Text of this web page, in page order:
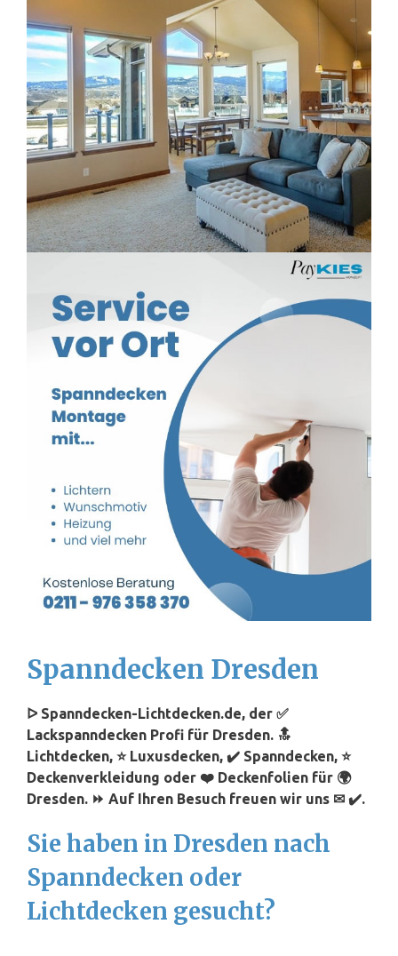
Spanndecken Dresden
ᐅ Spanndecken-Lichtdecken.de, der ✅
Lackspanndecken Profi für Dresden. 🔝
Lichtdecken, ⭐ Luxusdecken, ✔️ Spanndecken, ⭐
Deckenverkleidung oder ❤️ Deckenfolien für 🌍
Dresden. ⏩ Auf Ihren Besuch freuen wir uns ✉ ✔️.
Sie haben in Dresden nach
Spanndecken oder
Lichtdecken gesucht?